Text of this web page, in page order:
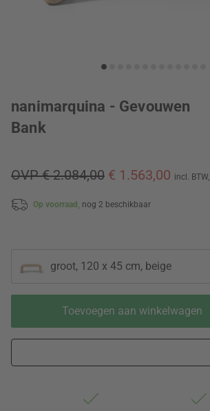
nanimarquina - Gevouwen
Bank
OVP € 2.084,00 € 1.563,00 incl. BTW,
Op voorraad, nog 2 beschikbaar
groot, 120 x 45 cm, beige
Toevoegen aan winkelwagen